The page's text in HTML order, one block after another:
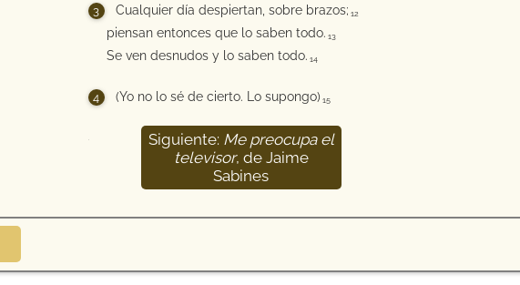
Cualquier día despiertan, sobre brazos; 12
piensan entonces que lo saben todo. 13
Se ven desnudos y lo saben todo. 14
(Yo no lo sé de cierto. Lo supongo) 15
Siguiente: Me preocupa el
televisor, de Jaime
Sabines